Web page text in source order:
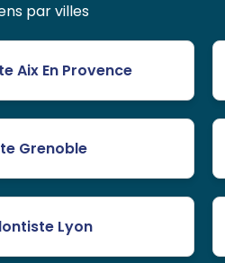
par villes
Aix En Provence
Grenoble
Lyon